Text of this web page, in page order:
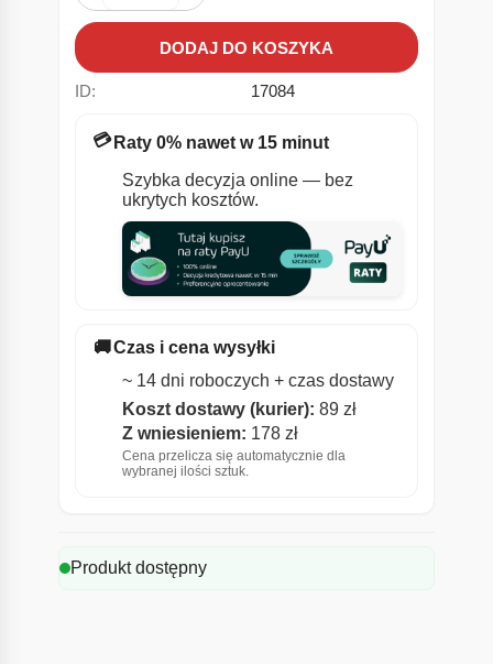
DODAJ DO KOSZYKA
ID: 17084
💳 Raty 0% nawet w 15 minut
Szybka decyzja online — bez
ukrytych kosztów.
🚚Czas i cena wysyłki
~ 14 dni roboczych + czas dostawy
Koszt dostawy (kurier): 89 zł
Z wniesieniem: 178 zł
Cena przelicza się automatycznie dla
wybranej ilości sztuk.
Produkt dostępny